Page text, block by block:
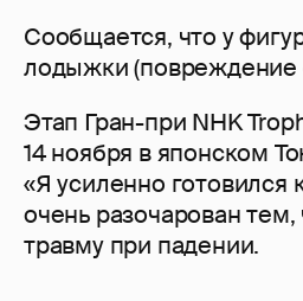
Сообщается, что у
лодыжки (повреждение
Этап Гран-при NHK
14 ноября в японском
«Я усиленно готовился
очень разочарован тем,
травму при падении.